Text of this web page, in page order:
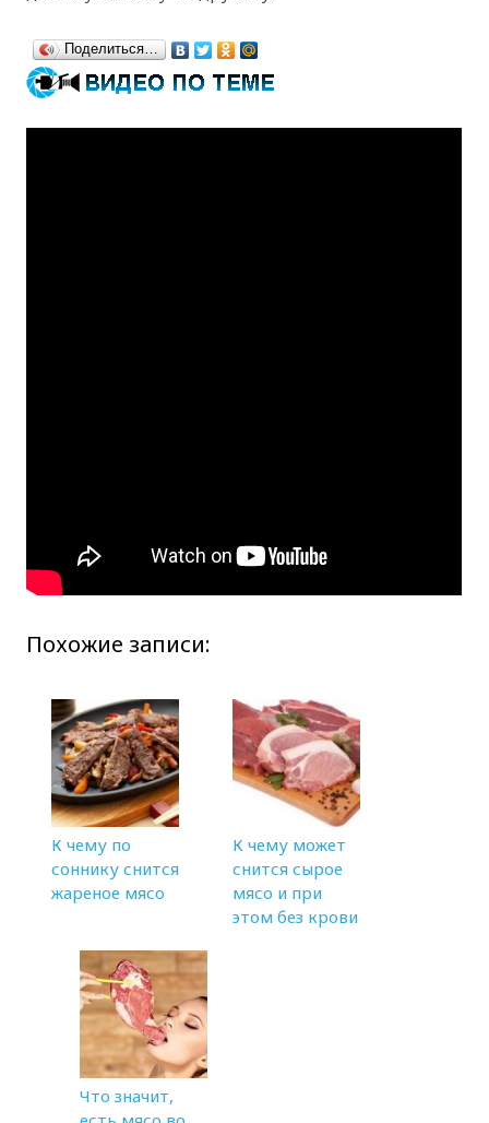
Поделиться…
Похожие записи:
К чему по
соннику снится
жареное мясо
К чему может
снится сырое
мясо и при
этом без крови
Что значит,